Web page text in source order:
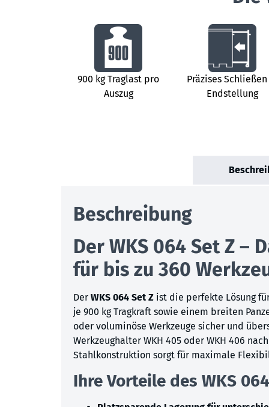
900 kg Traglast pro
Auszug
Präzises
Endstellung
Beschreibung
Der WKS 064 Set Z
für bis zu 360
Der WKS 064 Set Z ist die perfekte Lösung
je 900 kg Tragkraft sowie einem breiten
oder voluminöse Werkzeuge sicher und
Werkzeughalter WKH 405 oder WKH 406
Stahlkonstruktion sorgt für maximale
Ihre Vorteile des WKS